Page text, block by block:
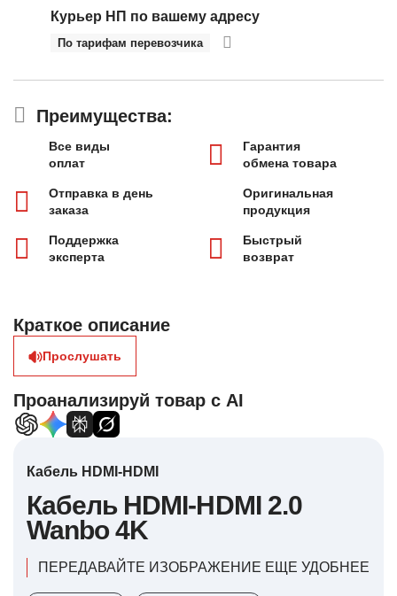
Курьер НП по вашему адресу
По тарифам перевозчика
Преимущества:
Все виды
оплат
Гарантия
обмена товара
Отправка в день
заказа
Оригинальная
продукция
Поддержка
эксперта
Быстрый
возврат
Краткое описание
Прослушать
Проанализируй товар с AI
Кабель HDMI-HDMI
Кабель HDMI-HDMI 2.0
Wanbo 4K
ПЕРЕДАВАЙТЕ ИЗОБРАЖЕНИЕ ЕЩЕ УДОБНЕЕ